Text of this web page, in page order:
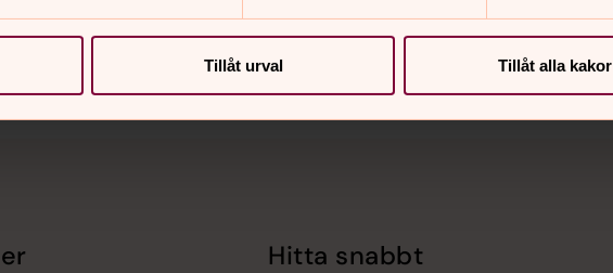
Tillåt urval Tillåt alla kakor
Hitta snabbt